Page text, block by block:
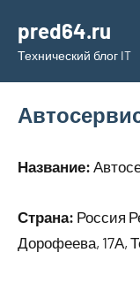
содержимому
pred64.ru
Технический блог IT
Название:
Страна: Россия
Дорофеева, 17А,